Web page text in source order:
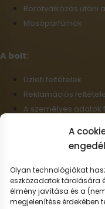
A
Olyan technológiákat
eszközadatok tárolására
élmény javítása és a
megjelenítése érdekében
Borotválkozás utáni
Mosóparfümök
A bolt:
Üzleti feltételek
Reklamációs
A személyes
Cookie-fájlok
Nagykereskedelem
Elállás a szerződéstől
Magyar